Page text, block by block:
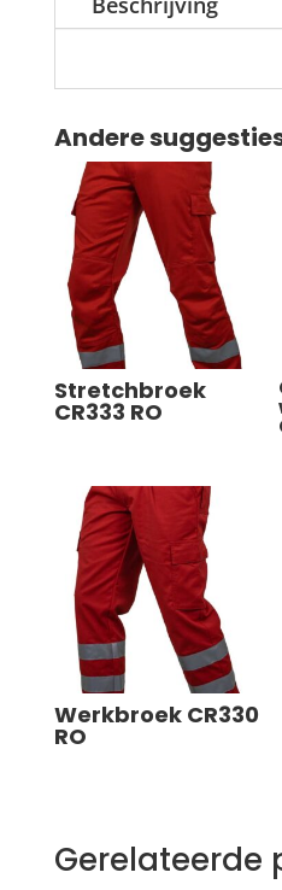
Andere
Stretchbroek
CR333 RO
Werkbroek CR330
RO
Gerelateerde